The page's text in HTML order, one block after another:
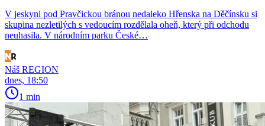
V jeskyni pod Pravčickou bránou nedaleko Hřenska na Děčínsku si
skupina nezletilých s vedoucím rozdělala oheň, který při odchodu
neuhasila. V národním parku České…
Náš REGION
dnes, 18:50
1 min